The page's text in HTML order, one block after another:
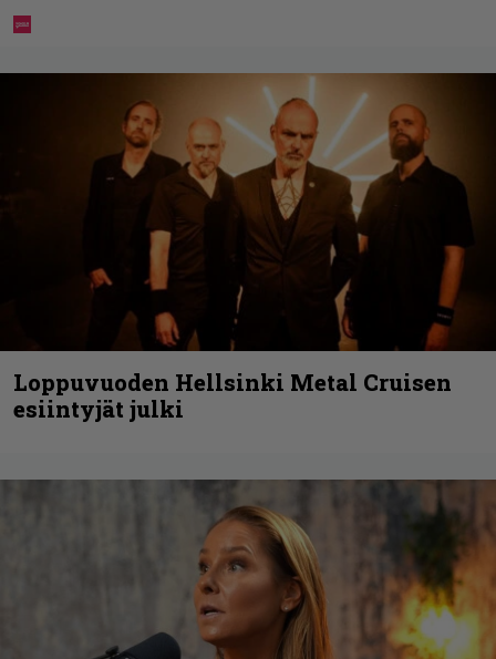
Loppuvuoden Hellsinki Metal Cruisen
esiintyjät julki